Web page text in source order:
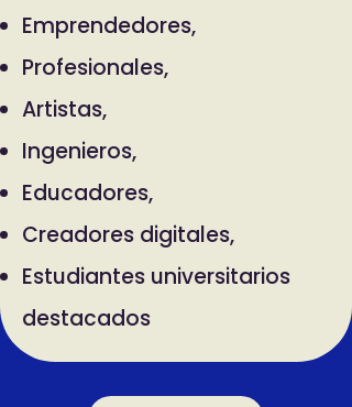
Emprendedores,
Profesionales,
Artistas,
Ingenieros,
Educadores,
Creadores digitales,
Estudiantes universitarios
destacados